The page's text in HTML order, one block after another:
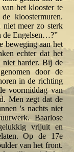
het klooster te
kloostermuren.
niet meer zo sterk
de Engelsen…?”
beweging aan het
echter dat het
niet harder. Bij de
door de
in de richting
voormiddag van
Men zegt dat de
's nachts niet
Baarlose
vrijuit en
Op de 17e
van het front.